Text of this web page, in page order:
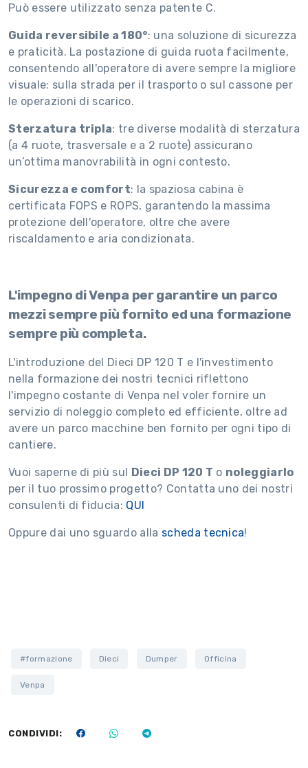
Può essere utilizzato senza patente C.
Guida reversibile a 180°: una soluzione di sicurezza
e praticità. La postazione di guida ruota facilmente,
consentendo all'operatore di avere sempre la migliore
visuale: sulla strada per il trasporto o sul cassone per
le operazioni di scarico.
Sterzatura tripla: tre diverse modalità di sterzatura
(a 4 ruote, trasversale e a 2 ruote) assicurano
un’ottima manovrabilità in ogni contesto.
Sicurezza e comfort: la spaziosa cabina è
certificata FOPS e ROPS, garantendo la massima
protezione dell'operatore, oltre che avere
riscaldamento e aria condizionata.
L'impegno di Venpa per garantire un parco
mezzi sempre più fornito ed una formazione
sempre più completa.
L'introduzione del Dieci DP 120 T e l'investimento
nella formazione dei nostri tecnici riflettono
l'impegno costante di Venpa nel voler fornire un
servizio di noleggio completo ed efficiente, oltre ad
avere un parco macchine ben fornito per ogni tipo di
cantiere.
Vuoi saperne di più sul Dieci DP 120 T o noleggiarlo
per il tuo prossimo progetto? Contatta uno dei nostri
consulenti di fiducia: QUI
Oppure dai uno sguardo alla scheda tecnica!
#formazione Dieci Dumper Officina
Venpa
CONDIVIDI: